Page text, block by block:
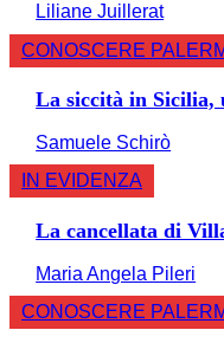
Liliane Juillerat
CONOSCERE
La siccità in Sicilia,
Samuele Schirò
IN EVIDENZA
La cancellata di
Maria Angela Pileri
CONOSCERE